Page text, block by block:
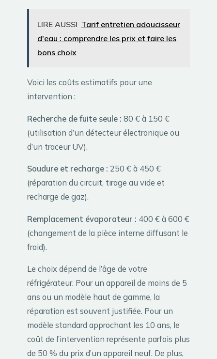
LIRE AUSSI Tarif entretien adoucisseur
d'eau : comprendre les prix et faire les
bons choix
Voici les coûts estimatifs pour une
intervention :
Recherche de fuite seule : 80 € à 150 €
(utilisation d’un détecteur électronique ou
d’un traceur UV).
Soudure et recharge : 250 € à 450 €
(réparation du circuit, tirage au vide et
recharge de gaz).
Remplacement évaporateur : 400 € à 600 €
(changement de la pièce interne diffusant le
froid).
Le choix dépend de l’âge de votre
réfrigérateur. Pour un appareil de moins de 5
ans ou un modèle haut de gamme, la
réparation est souvent justifiée. Pour un
modèle standard approchant les 10 ans, le
coût de l’intervention représente parfois plus
de 50 % du prix d’un appareil neuf. De plus,